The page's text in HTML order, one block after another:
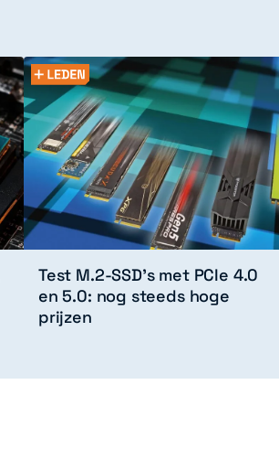
Test M.2-SSD’s met PCIe 4.0
en 5.0: nog steeds hoge
prijzen